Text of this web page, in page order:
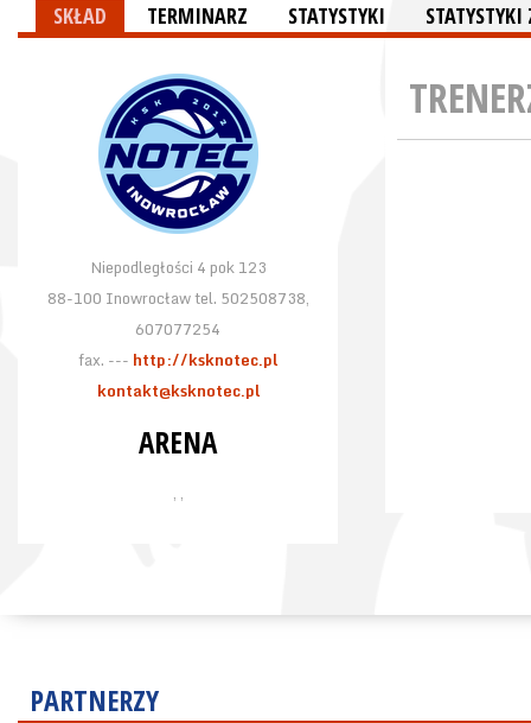
SKŁAD TERMINARZ STATYSTYKI
Niepodległości 4 pok 123
88-100 Inowrocław tel. 502508738,
607077254
fax. --- http://ksknotec.pl
kontakt@ksknotec.pl
ARENA
, ,
PARTNERZY